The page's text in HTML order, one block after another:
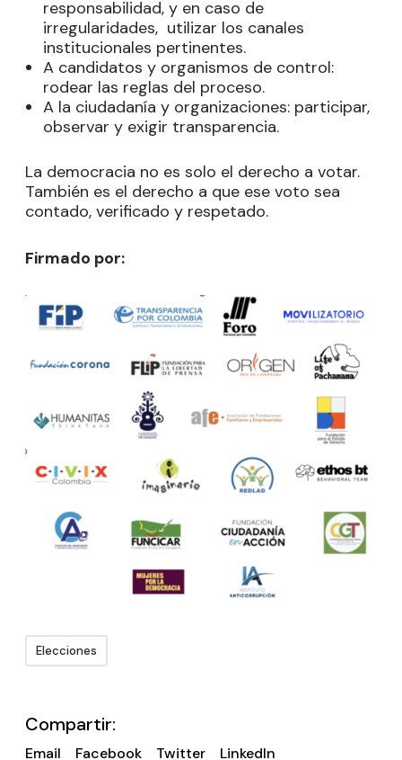
responsabilidad, y en caso de
irregularidades, utilizar los canales
institucionales pertinentes.
A candidatos y organismos de control:
rodear las reglas del proceso.
A la ciudadanía y organizaciones: participar,
observar y exigir transparencia.
La democracia no es solo el derecho a votar.
También es el derecho a que ese voto sea
contado, verificado y respetado.
Firmado por:
Elecciones
Compartir:
Email Facebook Twitter LinkedIn